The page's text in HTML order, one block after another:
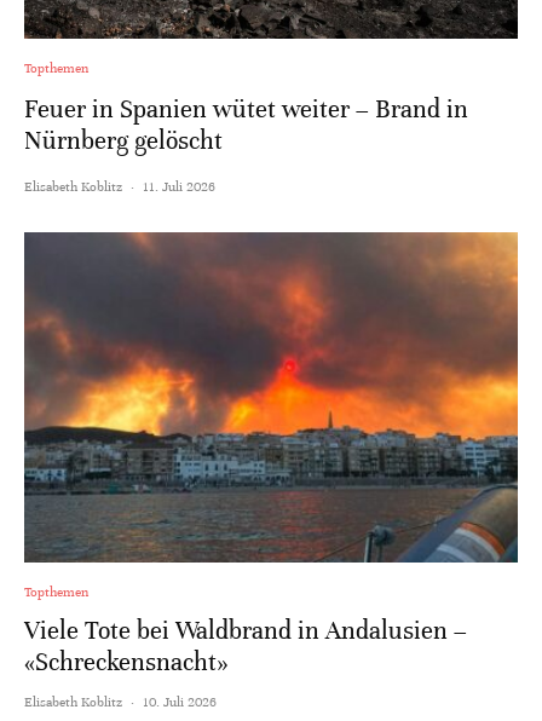
Topthemen
Feuer in Spanien wütet weiter – Brand in
Nürnberg gelöscht
Elisabeth Koblitz · 11. Juli 2026
Topthemen
Viele Tote bei Waldbrand in Andalusien –
«Schreckensnacht»
Elisabeth Koblitz · 10. Juli 2026